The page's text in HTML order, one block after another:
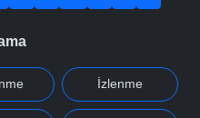
İzlenme